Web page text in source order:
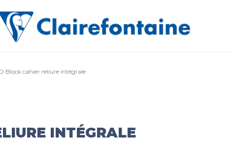
Block cahier reliure intégrale
INTÉGRALE